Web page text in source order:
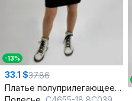
-13%
33.1 $37.86
Платье полуприлегающее из хлопка с воротником стойка